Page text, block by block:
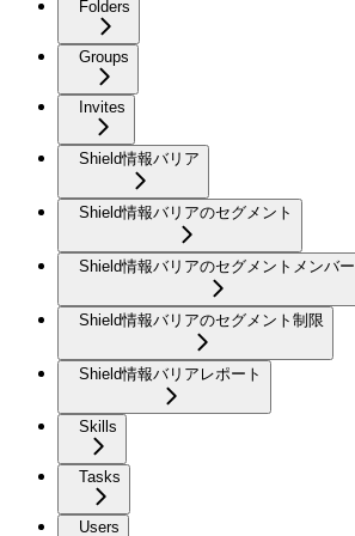
Folders
Groups
Invites
Shield情報バリア
Shield情報バリアのセグメント
Shield情報バリアのセグメントメンバー
Shield情報バリアのセグメント制限
Shield情報バリアレポート
Skills
Tasks
Users